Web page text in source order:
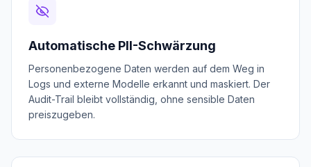
Automatische PII-Schwärzung
Personenbezogene Daten werden auf dem Weg in
Logs und externe Modelle erkannt und maskiert. Der
Audit-Trail bleibt vollständig, ohne sensible Daten
preiszugeben.